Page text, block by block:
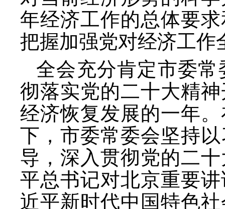
年经济工作的总体要
把握加强党对经济工作
全会充分肯定市委常
彻落实党的二十大精
经济恢复发展的一年
下，市委常委会坚持
导，深入贯彻党的二
平总书记对北京重要
近平新时代中国特色